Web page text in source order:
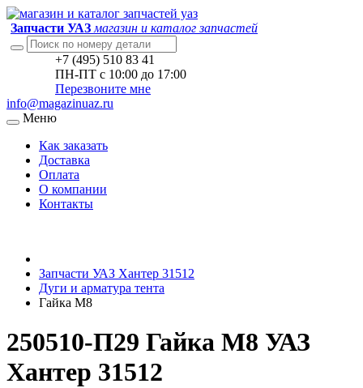
Запчасти УАЗ магазин и каталог запчастей
+7 (495) 510 83 41
ПН-ПТ с 10:00 до 17:00
Перезвоните мне
info@magazinuaz.ru
Меню
Как заказать
Доставка
Оплата
О компании
Контакты
Запчасти УАЗ Хантер 31512
Дуги и арматура тента
Гайка М8
250510-П29 Гайка М8 УАЗ
Хантер 31512